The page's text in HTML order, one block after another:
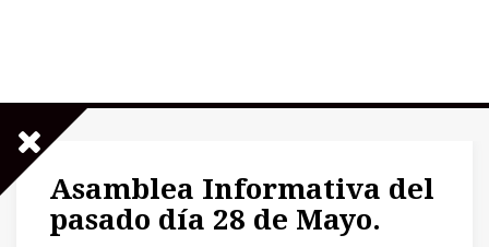
Asamblea Informativa del
pasado día 28 de Mayo.